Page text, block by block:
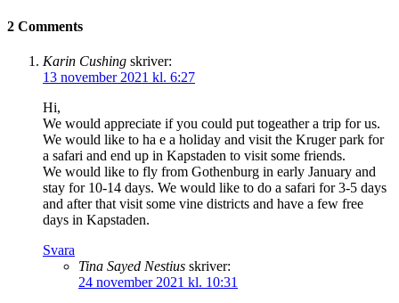
2 Comments
Karin Cushing skriver:
13 november 2021 kl. 6:27
Hi,
We would appreciate if you could put togeather a trip for us.
We would like to ha e a holiday and visit the Kruger park for
a safari and end up in Kapstaden to visit some friends.
We would like to fly from Gothenburg in early January and
stay for 10-14 days. We would like to do a safari for 3-5 days
and after that visit some vine districts and have a few free
days in Kapstaden.
Svara
Tina Sayed Nestius skriver:
24 november 2021 kl. 10:31